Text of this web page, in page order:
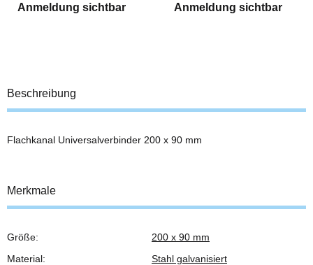
Anmeldung sichtbar
Anmeldung sichtbar
Beschreibung
Flachkanal Universalverbinder 200 x 90 mm
Merkmale
Produkteigenschaft
Wert
Größe:
200 x 90 mm
Material:
Stahl galvanisiert